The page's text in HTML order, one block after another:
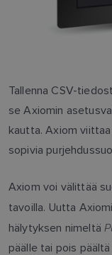
Tallenna CSV-
se Axiomin
kautta. Axiom
sopivia
Axiom voi välittää
tavoilla. Uutta
hälytyksen nimeltä
päälle tai pois